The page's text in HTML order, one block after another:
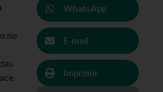
no
WhatsApp
E-mail
Imprimir